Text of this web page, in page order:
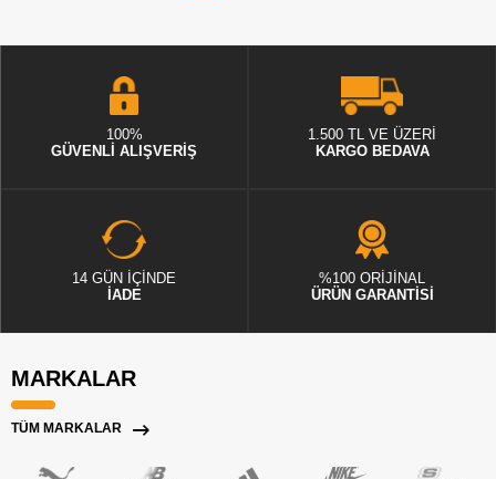
100%
GÜVENLİ ALIŞVERİŞ
1.500 TL VE ÜZERİ
KARGO BEDAVA
14 GÜN İÇİNDE
İADE
%100 ORİJİNAL
ÜRÜN GARANTİSİ
MARKALAR
TÜM MARKALAR